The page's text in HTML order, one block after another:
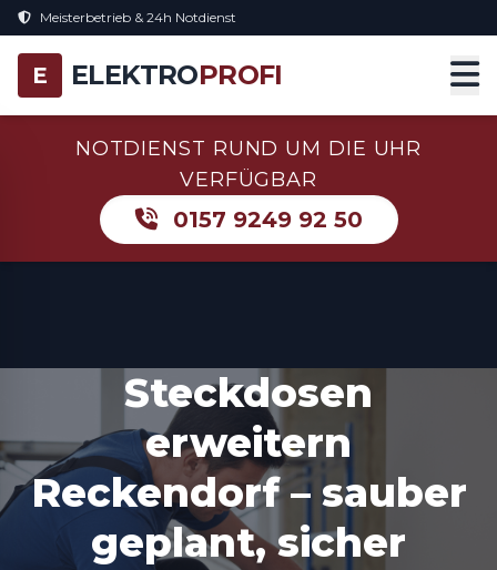
Meisterbetrieb & 24h Notdienst
E ELEKTROPROFI
NOTDIENST RUND UM DIE UHR
VERFÜGBAR
0157 9249 92 50
Steckdosen
erweitern
Reckendorf – sauber
geplant, sicher